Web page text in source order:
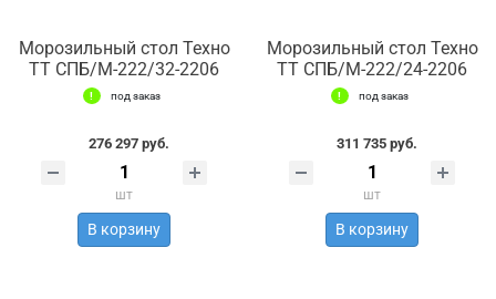
Морозильный стол Техно
ТТ СПБ/М-222/32-2206
под заказ
276 297 руб.
шт
В корзину
Морозильный стол Техно
ТТ СПБ/М-222/24-2206
под заказ
311 735 руб.
шт
В корзину